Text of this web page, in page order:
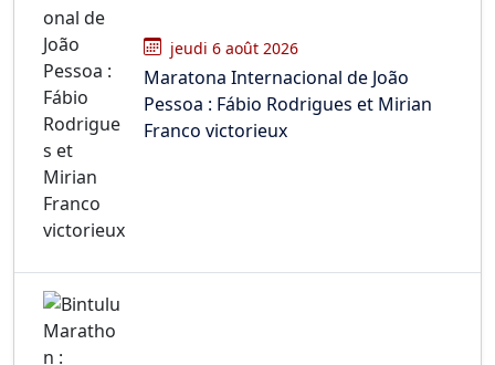
jeudi 6 août 2026
Maratona Internacional de João
Pessoa : Fábio Rodrigues et Mirian
Franco victorieux